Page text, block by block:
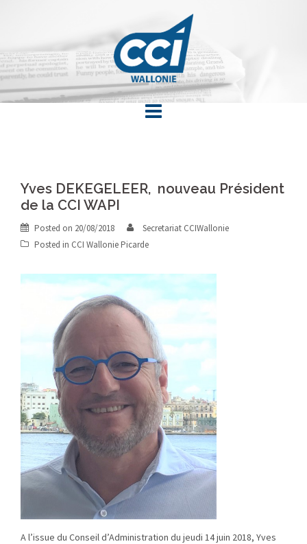
Yves DEKEGELEER, nouveau Président
de la CCI WAPI
Posted on 20/08/2018
Secretariat CCIWallonie
Posted in CCI Wallonie Picarde
A l’issue du Conseil d’Administration du jeudi 14 juin 2018, Yves